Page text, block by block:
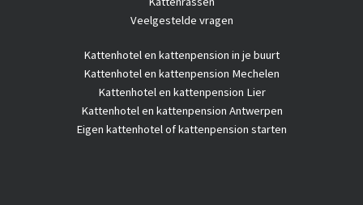
Veelgestelde vragen
Kattenhotelen kattenpension in je buurt
Kattenhotel en kattenpension Mechelen
Kattenhotel en kattenpension Lier
Kattenhotel en kattenpension Antwerpen
Eigen kattenhotel of kattenpension starten